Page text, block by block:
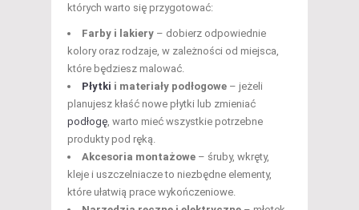
których warto się przygotować:
Farby i lakiery – dobierz odpowiednie
kolory oraz rodzaje, w zależności od miejsca,
które będziesz malować.
Płytki i materiały podłogowe – jeżeli
planujesz kłaść nowe płytki lub zmieniać
podłogę , warto mieć wszystkie potrzebne
produkty pod ręką.
Akcesoria montażowe – śruby, wkręty,
kleje i uszczelniacze to niezbędne elementy,
które ułatwią prace wykończeniowe.